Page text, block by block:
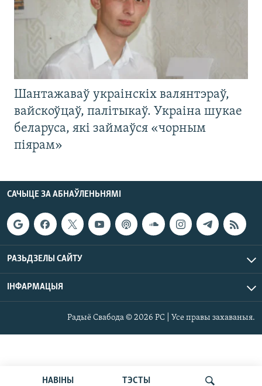
НАВІНЫ ТЭСТЫ
Шантажаваў украінскіх валянтэраў,
вайскоўцаў, палітыкаў. Украіна шукае
беларуса, які займаўся «чорным
піярам»
САЧЫЦЕ ЗА АБНАЎЛЕНЬНЯМІ
РАЗЬДЗЕЛЫ САЙТУ
ІНФАРМАЦЫЯ
Радыё Свабода © 2026 РС | Усе правы захаваныя.